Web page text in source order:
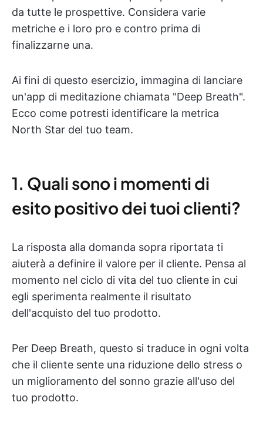
da tutte le prospettive. Considera varie
metriche e i loro pro e contro prima di
finalizzarne una.
Ai fini di questo esercizio, immagina di lanciare
un'app di meditazione chiamata "Deep Breath".
Ecco come potresti identificare la metrica
North Star del tuo team.
1. Quali sono i momenti di
esito positivo dei tuoi clienti?
La risposta alla domanda sopra riportata ti
aiuterà a definire il valore per il cliente. Pensa al
momento nel ciclo di vita del tuo cliente in cui
egli sperimenta realmente il risultato
dell'acquisto del tuo prodotto.
Per Deep Breath, questo si traduce in ogni volta
che il cliente sente una riduzione dello stress o
un miglioramento del sonno grazie all'uso del
tuo prodotto.